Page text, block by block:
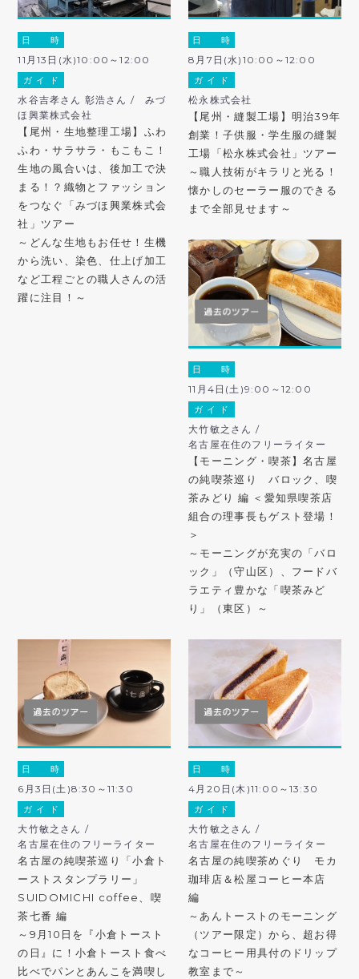
日 時
11月13日(水)10:00～12:00
ガ イ ド
水谷吉孝さん 彰浩さん / みづ
ほ興業株式会社
【尾州・生地整理工場】ふわ
ふわ・サラサラ・もこもこ！
生地の風合いは、後加工で決
まる！？織物とファッション
をつなぐ「みづほ興業株式会
社」ツアー
～どんな生地もお任せ！生機
から洗い、染色、仕上げ加工
など工程ごとの職人さんの活
躍に注目！～
日 時
8月7日(水)10:00～12:00
ガ イ ド
松永株式会社
【尾州・縫製工場】明治39年
創業！子供服・学生服の縫製
工場「松永株式会社」ツアー
～職人技術がキラリと光る！
懐かしのセーラー服のできる
まで全部見せます～
日 時
11月4日(土)9:00～12:00
ガ イ ド
大竹敏之さん /
名古屋在住のフリーライター
【モーニング・喫茶】名古屋
の純喫茶巡り バロック、喫
茶みどり 編 ＜愛知県喫茶店
組合の理事長もゲスト登場！
＞
～モーニングが充実の「バロ
ック」（守山区）、フードバ
ラエティ豊かな「喫茶みど
り」（東区）～
日 時
6月3日(土)8:30～11:30
ガ イ ド
大竹敏之さん /
名古屋在住のフリーライター
名古屋の純喫茶巡り「小倉ト
ーストスタンプラリー」
SUIDOMICHI coffee、喫
茶七番 編
～9月10日を『小倉トースト
の日』に！小倉トースト食べ
比べでパンとあんこを満喫し
日 時
4月20日(木)11:00～13:30
ガ イ ド
大竹敏之さん /
名古屋在住のフリーライター
名古屋の純喫茶めぐり モカ
珈琲店＆松屋コーヒー本店
編
～あんトーストのモーニング
（ツアー限定）から、超お得
なコーヒー用具付のドリップ
教室まで～